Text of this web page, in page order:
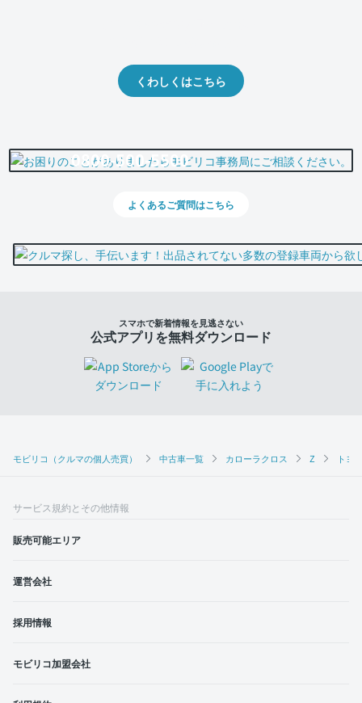
モビリコ（クルマの個人売買） 中古車一覧 カローラクロス Z トヨ
くわしくはこちら
0800-500-5500
よくあるご質問はこちら
スマホで新着情報を見逃さない
公式アプリを無料ダウンロード
サービス規約とその他情報
販売可能エリア
運営会社
採用情報
モビリコ加盟会社